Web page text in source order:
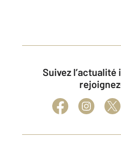
Suivez l’actualité immobilière et